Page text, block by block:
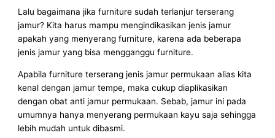
Lalu bagaimana jika furniture sudah terlanjur terserang
jamur? Kita harus mampu mengindikasikan jenis jamur
apakah yang menyerang furniture, karena ada beberapa
jenis jamur yang bisa mengganggu furniture.
Apabila furniture terserang jenis jamur permukaan alias kita
kenal dengan jamur tempe, maka cukup diaplikasikan
dengan obat anti jamur permukaan. Sebab, jamur ini pada
umumnya hanya menyerang permukaan kayu saja sehingga
lebih mudah untuk dibasmi.